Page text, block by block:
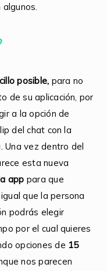
posible, para no
de su aplicación, por
a la opción de
del chat con la
Una vez dentro del
esta nueva
app para que
que la persona
podrás elegir
por el cual quieres
opciones de 15
nos parecen